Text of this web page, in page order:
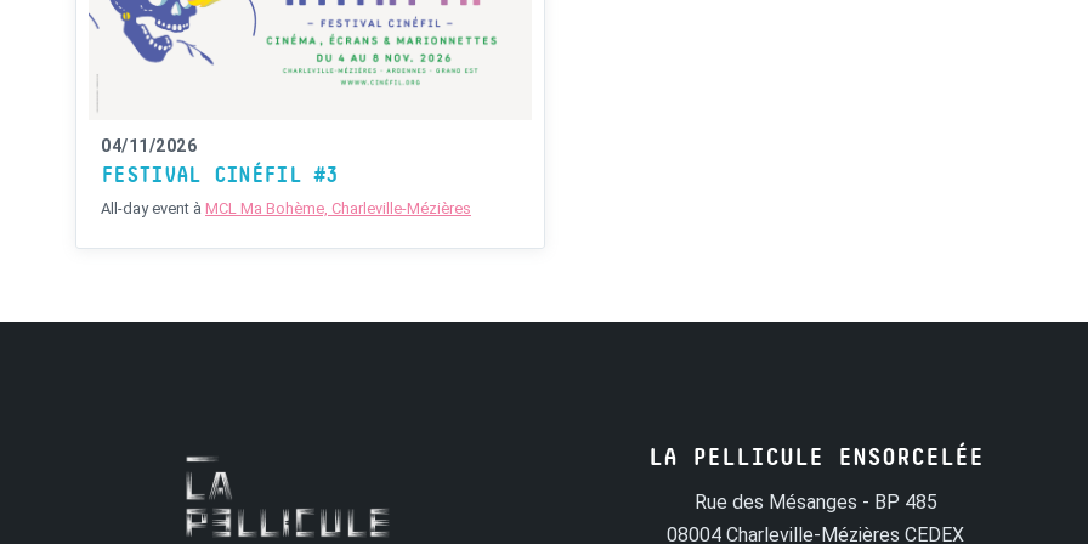
04/11/2026
FESTIVAL CINÉFIL #3
All-day event à MCL Ma Bohème, Charleville-Mézières
LA PELLICULE ENSORCELÉE
Rue des Mésanges - BP 485
08004 Charleville-Mézières CEDEX